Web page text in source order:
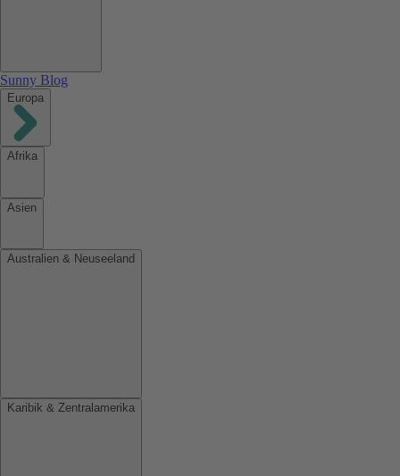
Sunny Blog
Europa
Afrika
Asien
Australien & Neuseeland
Karibik & Zentralamerika